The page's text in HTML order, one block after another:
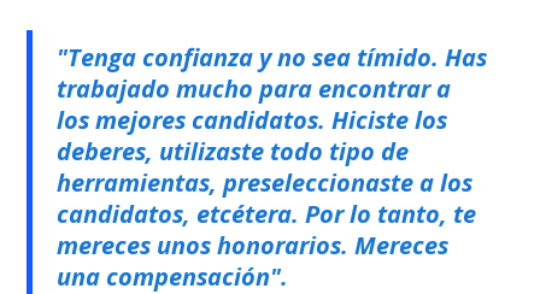
"Tenga confianza y no sea tímido. Has
trabajado mucho para encontrar a
los mejores candidatos. Hiciste los
deberes, utilizaste todo tipo de
herramientas, preseleccionaste a los
candidatos, etcétera. Por lo tanto, te
mereces unos honorarios. Mereces
una compensación".